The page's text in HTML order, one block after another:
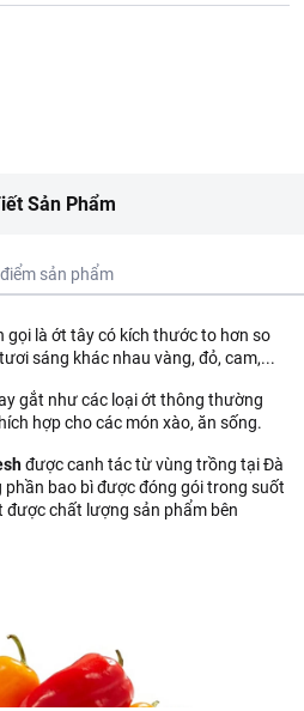
Sản Phẩm
sản phẩm
gọi là ớt tây có kích thước to hơn so
sáng khác nhau vàng, đỏ, cam,...
gắt như các loại ớt thông thường
hợp cho các món xào, ăn sống.
được canh tác từ vùng trồng tại Đà
phần bao bì được đóng gói trong suốt
được chất lượng sản phẩm bên